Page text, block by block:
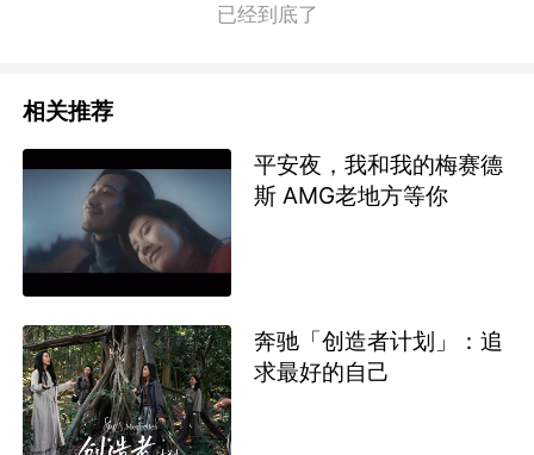
已经到底了
相关推荐
平安夜，我和我的梅赛德
斯 AMG老地方等你
奔驰「创造者计划」：追
求最好的自己